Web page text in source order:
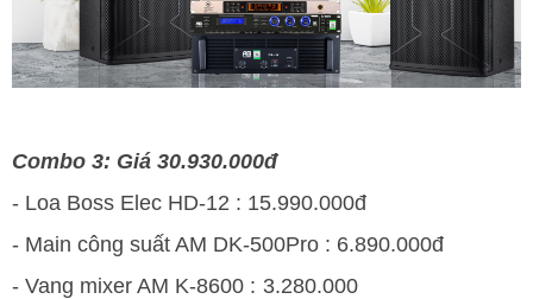
Combo 3: Giá 30.930.000đ
- Loa Boss Elec HD-12 : 15.990.000đ
- Main công suất AM DK-500Pro : 6.890.000đ
- Vang mixer AM K-8600 : 3.280.000